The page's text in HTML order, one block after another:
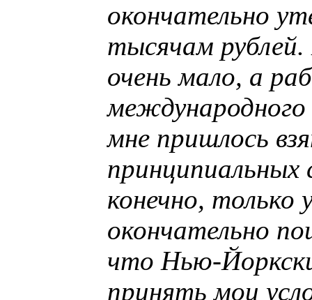
окончательно
тысячам рублей.
очень мало, а
мне пришлось
принципиальных
конечно,
окончательно
что Нью-
принять мои